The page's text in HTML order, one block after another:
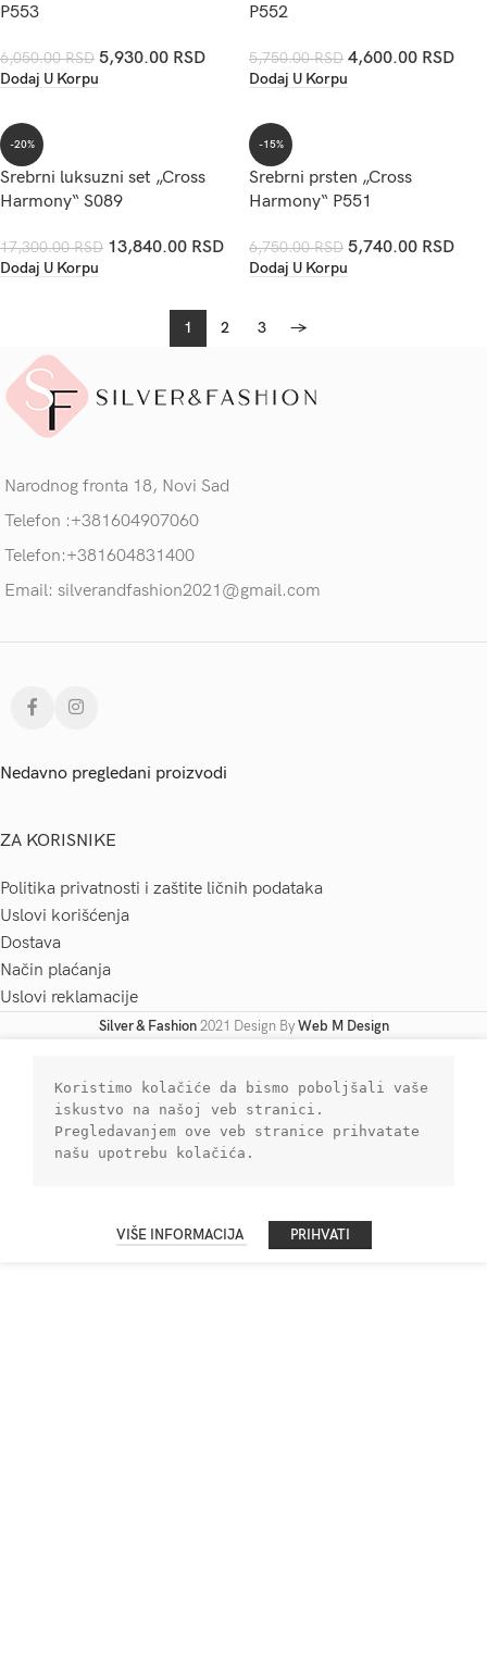
P553
6,050.00RSD 5,930.00 RSD
Dodaj U Korpu
P552
5,750.00RSD 4,600.00 RSD
Dodaj U Korpu
-20%
Srebrni luksuzni set „Cross
Harmony“ S089
17,300.00RSD 13,840.00 RSD
Dodaj U Korpu
-15%
Srebrni prsten „Cross
Harmony“ P551
6,750.00RSD 5,740.00 RSD
Dodaj U Korpu
1 2 3 →
Narodnog fronta 18, Novi Sad
Telefon :+381604907060
Telefon:+381604831400
Email: silverandfashion2021@gmail.com
Nedavno pregledani proizvodi
ZA KORISNIKE
Politika privatnosti i zaštite ličnih podataka
Uslovi korišćenja
Dostava
Način plaćanja
Uslovi reklamacije
Silver & Fashion 2021 Design ByWeb M Design
Koristimo kolačiće da bismo poboljšali vaše
iskustvo na našoj veb stranici.
Pregledavanjem ove veb stranice prihvatate
našu upotrebu kolačića.
VIŠE INFORMACIJA PRIHVATI